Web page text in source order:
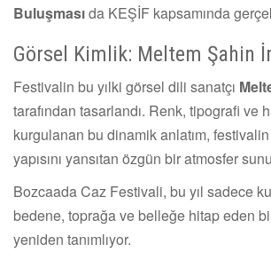
Buluşmasıda KEŞİF kapsamında
Görsel Kimlik: Meltem Şahin
Festivalin bu yılki görsel dili sanatçı
tarafından tasarlandı. Renk, tipografi ve
kurgulanan bu dinamik anlatım,
yapısını yansıtan özgün bir atmosfer
Bozcaada Caz Festivali, bu yıl sadece
bedene, toprağa ve belleğe hitap eden
yeniden tanımlıyor.